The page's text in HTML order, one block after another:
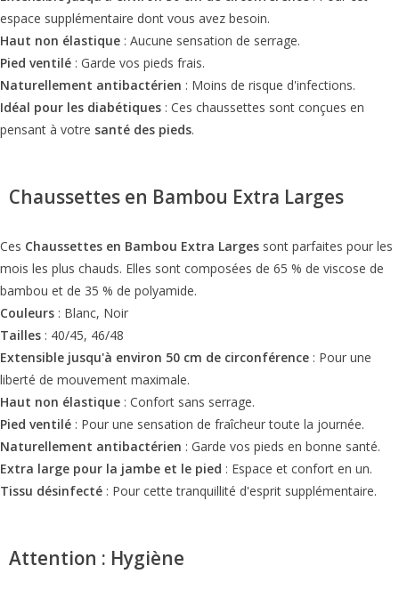
espace supplémentaire dont vous avez besoin.
Haut non élastique : Aucune sensation de serrage.
Pied ventilé : Garde vos pieds frais.
Naturellement antibactérien : Moins de risque d'infections.
Idéal pour les diabétiques : Ces chaussettes sont conçues en
pensant à votre santé des pieds.
Chaussettes en Bambou Extra Larges
Ces Chaussettes en Bambou Extra Larges sont parfaites pour les
mois les plus chauds. Elles sont composées de 65 % de viscose de
bambou et de 35 % de polyamide.
Couleurs : Blanc, Noir
Tailles : 40/45, 46/48
Extensible jusqu'à environ 50 cm de circonférence : Pour une
liberté de mouvement maximale.
Haut non élastique : Confort sans serrage.
Pied ventilé : Pour une sensation de fraîcheur toute la journée.
Naturellement antibactérien : Garde vos pieds en bonne santé.
Extra large pour la jambe et le pied : Espace et confort en un.
Tissu désinfecté : Pour cette tranquillité d'esprit supplémentaire.
Attention : Hygiène